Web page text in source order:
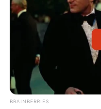
BRAINBERRIES